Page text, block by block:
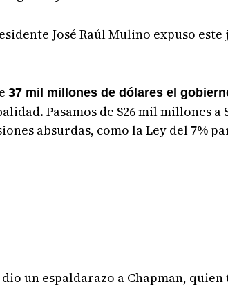
José Raúl Mulino expuso
37 mil millones de dólares el
Pasamos de $26 mil millones
absurdas, como la Ley del 7%
un espaldarazo a Chapman,